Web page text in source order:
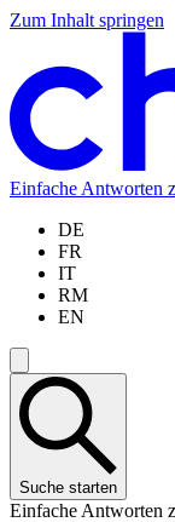
Zum Inhalt springen
Zum
springen
Zur
springen
Zur
springen
Zur
springen
Einfache Antworten
DE
FR
IT
RM
EN
Suche starten
Einfache Antworten